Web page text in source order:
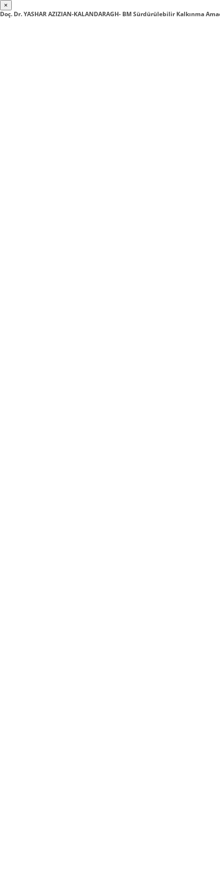
×
Doç. Dr. YASHAR AZIZIAN-KALANDARAGH- BM Sürdürülebilir Kalkınma